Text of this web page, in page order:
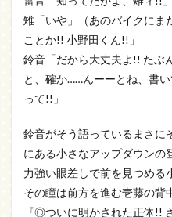
雉「いや」（あのバイクにま
ことか!! 小野田くん!!」
鈴音「だから大丈夫よ!! たぶ
と、確か……んーーとね、書
って!!」
鈴音がそう語っているまさに
にある小さなアップダウンの
力強い眼差しで前を見つめる
その瞳は前方を進む壱藤の背
『◎ついに明かされた正体!!